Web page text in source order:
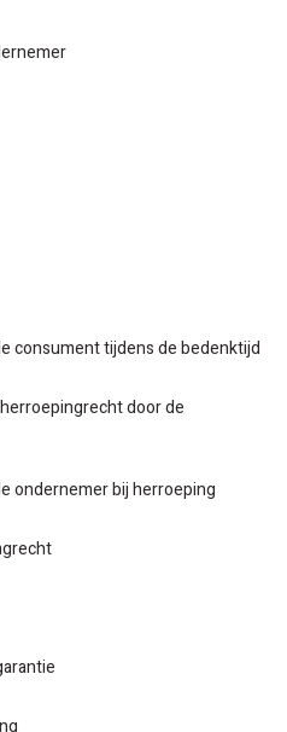
consument tijdens de bedenktijd
door de
ondernemer bij herroeping